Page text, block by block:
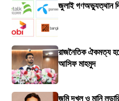
জুলাই গণঅভ্যুত্থান
রাজনৈতিক ঐকমত্য
আসিফ মাহমুদ
জমি দখল ও মানি